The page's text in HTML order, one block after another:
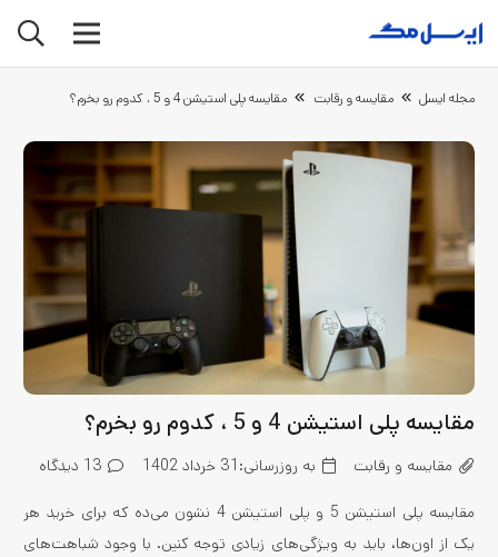
مجله ایسل مقایسه و رقابت مقایسه پلی استیشن 4 و 5 ، کدوم رو بخرم؟
مقایسه پلی استیشن 4 و 5 ، کدوم رو بخرم؟
مقایسه و رقابت به روزرسانی: 31 خرداد 1402 13 دیدگاه
مقایسه پلی استیشن 5 و پلی استیشن 4 نشون می‌ده که برای خرید هر
یک از اون‌ها، باید به ویژگی‌های زیادی توجه کنین. با وجود شباهت‌های